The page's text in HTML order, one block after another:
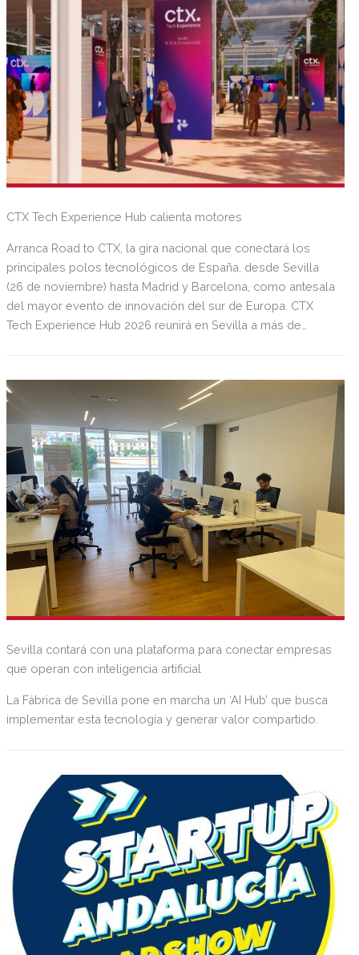
CTX Tech Experience Hub calienta motores
Arranca Road to CTX, la gira nacional que conectará los
principales polos tecnológicos de España, desde Sevilla
(26 de noviembre) hasta Madrid y Barcelona, como antesala
del mayor evento de innovación del sur de Europa. CTX
Tech Experience Hub 2026 reunirá en Sevilla a más de
de marzo en Sevilla TechPark.
Sevilla contará con una plataforma para conectar empresas
que operan con inteligencia artificial
La Fábrica de Sevilla pone en marcha un ‘AI Hub’ que busca
implementar esta tecnología y generar valor compartido.